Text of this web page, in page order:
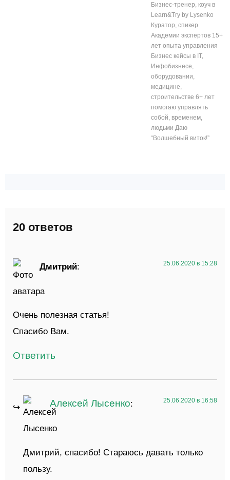
Бизнес-тренер, коуч в
Learn&Try by Lysenko
Куратор, спикер
Академии экспертов 15+
лет опыта управления
Бизнес кейсы в IT,
Инфобизнесе,
оборудовании,
медицине,
строительстве 6+ лет
помогаю управлять
собой, временем,
людьми Даю
“Волшебный виток!”
20 ответов
Дмитрий: 25.06.2020 в 15:28
Очень полезная статья!
Спасибо Вам.
Ответить
Алексей Лысенко: 25.06.2020 в 16:58
Дмитрий, спасибо! Стараюсь давать только
пользу.